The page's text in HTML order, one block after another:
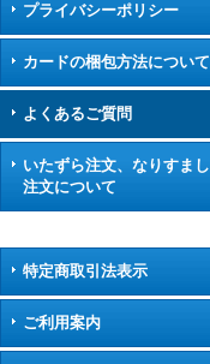
プライバシーポリシー
カードの梱包方法について
よくあるご質問
いたずら注文、なりすまし
注文について
特定商取引法表示
ご利用案内